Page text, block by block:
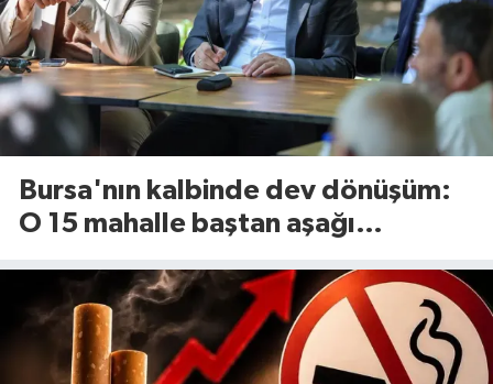
Bursa'nın kalbinde dev dönüşüm:
O 15 mahalle baştan aşağı